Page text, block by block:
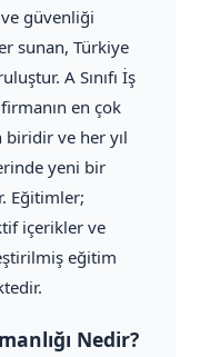
ve güvenliği
sunan, Türkiye
A Sınıfı İş
en çok
ve her yıl
yeni bir
Eğitimler;
içerikler ve
eğitim
Nedir?